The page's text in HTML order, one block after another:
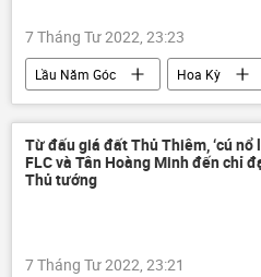
7 Tháng Tư 2022, 23:23
Lầu Năm Góc Hoa Kỳ
Vladimir Putin
Nga
Từ đấu giá đất Thủ Thiêm, ‘cú nổ
FLC và Tân Hoàng Minh đến chỉ
Thủ tướng
7 Tháng Tư 2022, 23:21